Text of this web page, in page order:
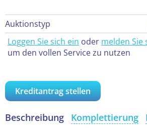
Auktionstyp
Loggen Sie sich ein oder melden Sie
um den vollen Service zu nutzen
Kreditantrag stellen
Beschreibung Komplettierung